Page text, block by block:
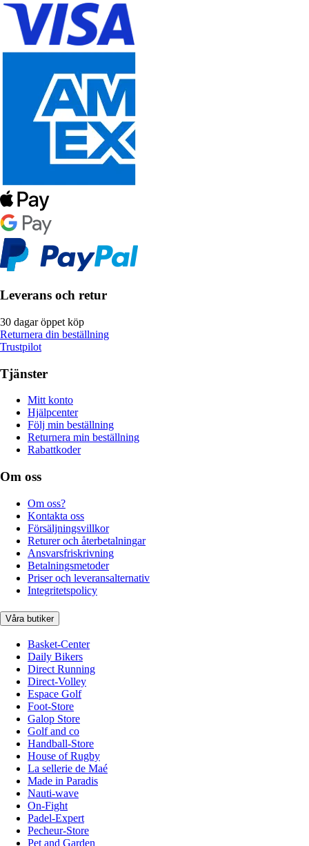
Leverans och retur
30 dagar öppet köp
Returnera din beställning
Trustpilot
Tjänster
Mitt konto
Hjälpcenter
Följ min beställning
Returnera min beställning
Rabattkoder
Om oss
Om oss?
Kontakta oss
Försäljningsvillkor
Returer och återbetalningar
Ansvarsfriskrivning
Betalningsmetoder
Priser och leveransalternativ
Integritetspolicy
Våra butiker
Basket-Center
Daily Bikers
Direct Running
Direct-Volley
Espace Golf
Foot-Store
Galop Store
Golf and co
Handball-Store
House of Rugby
La sellerie de Maé
Made in Paradis
Nauti-wave
On-Fight
Padel-Expert
Pecheur-Store
Pet and Garden